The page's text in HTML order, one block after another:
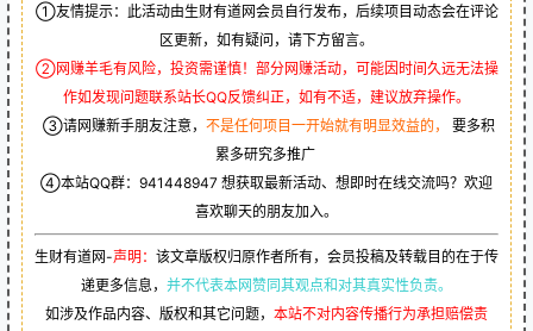
①友情提示：此活动由生财有道网会员自行发布，后续项目动态会在评论
区更新，如有疑问，请下方留言。
②网赚羊毛有风险，投资需谨慎！部分网赚活动，可能因时间久远无法操
作如发现问题联系站长QQ反馈纠正，如有不适，建议放弃操作。
③请网赚新手朋友注意， 不是任何项目一开始就有明显效益的，
要多积
累多研究多推广
④本站QQ群： 941448947 想获取最新活动、想即时在线交流吗？欢迎
喜欢聊天的朋友加入。
生财有道网-声明： 该文章版权归原作者所有，会员投稿及转载目的在于传
递更多信息， 并不代表本网赞同其观点和对其真实性负责。
如涉及作品内容、版权和其它问题， 本站不对内容传播行为承担赔偿责